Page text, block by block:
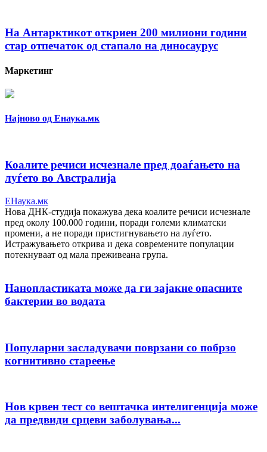
На Антарктикот откриен 200 милиони години
стар отпечаток од стапало на диносаурус
Маркетинг
Најново од Енаука.мк
Коалите речиси исчезнале пред доаѓањето на
луѓето во Австралија
ЕНаука.мк
Нова ДНК-студија покажува дека коалите речиси исчезнале
пред околу 100.000 години, поради големи климатски
промени, а не поради пристигнувањето на луѓето.
Истражувањето открива и дека современите популации
потекнуваат од мала преживеана група.
Нанопластиката може да ги зајакне опасните
бактерии во водата
Популарни засладувачи поврзани со побрзо
когнитивно стареење
Нов крвен тест со вештачка интелигенција може
да предвиди срцеви заболувања...